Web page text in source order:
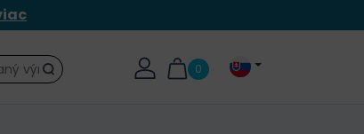
0
Hľadať